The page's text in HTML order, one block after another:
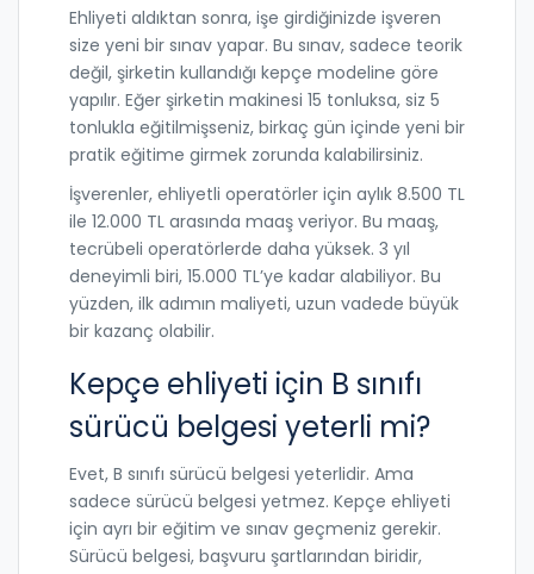
Ehliyeti aldıktan sonra, işe girdiğinizde işveren
size yeni bir sınav yapar. Bu sınav, sadece teorik
değil, şirketin kullandığı kepçe modeline göre
yapılır. Eğer şirketin makinesi 15 tonluksa, siz 5
tonlukla eğitilmişseniz, birkaç gün içinde yeni bir
pratik eğitime girmek zorunda kalabilirsiniz.
İşverenler, ehliyetli operatörler için aylık 8.500 TL
ile 12.000 TL arasında maaş veriyor. Bu maaş,
tecrübeli operatörlerde daha yüksek. 3 yıl
deneyimli biri, 15.000 TL’ye kadar alabiliyor. Bu
yüzden, ilk adımın maliyeti, uzun vadede büyük
bir kazanç olabilir.
Kepçe ehliyeti için B sınıfı
sürücü belgesi yeterli mi?
Evet, B sınıfı sürücü belgesi yeterlidir. Ama
sadece sürücü belgesi yetmez. Kepçe ehliyeti
için ayrı bir eğitim ve sınav geçmeniz gerekir.
Sürücü belgesi, başvuru şartlarından biridir,